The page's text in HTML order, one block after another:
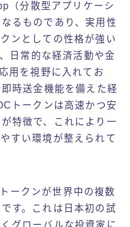
（分散型アプリケーシ
るものであり、実用性
ンとしての性格が強い
日常的な経済活動や金
用を視野に入れてお
時送金機能を備えた経
トークンは高速かつ安
特徴で、これにより一
すい環境が整えられて
ークンが世界中の複数
す。これは日本初の試
グローバルな投資家に